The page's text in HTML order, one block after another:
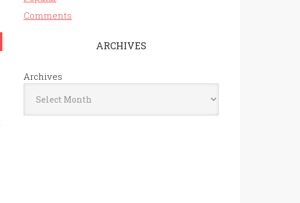
Comments
ARCHIVES
Archives